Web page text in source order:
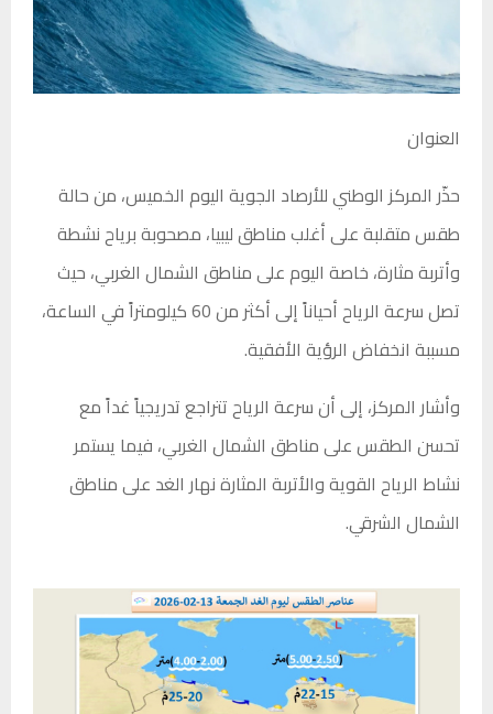
العنوان
حذّر المركز الوطني للأرصاد الجوية اليوم الخميس، من حالة
طقس متقلبة على أغلب مناطق ليبيا، مصحوبة برياح نشطة
وأتربة مثارة، خاصة اليوم على مناطق الشمال الغربي، حيث
تصل سرعة الرياح أحياناً إلى أكثر من 60 كيلومتراً في الساعة،
مسببة انخفاض الرؤية الأفقية.
وأشار المركز، إلى أن سرعة الرياح تتراجع تدريجياً غداً مع
تحسن الطقس على مناطق الشمال الغربي، فيما يستمر
نشاط الرياح القوية والأتربة المثارة نهار الغد على مناطق
الشمال الشرقي.